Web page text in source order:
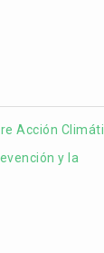
Acción
y la